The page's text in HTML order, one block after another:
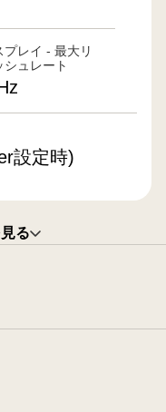
プレイ - 最大リ
シュレート
設定時)
る